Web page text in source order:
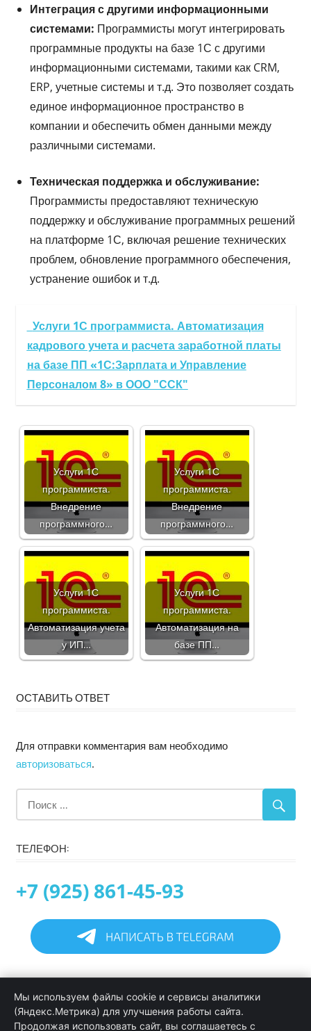
Интеграция с другими информационными
системами: Программисты могут интегрировать
программные продукты на базе 1С с другими
информационными системами, такими как CRM,
ERP, учетные системы и т.д. Это позволяет создать
единое информационное пространство в
компании и обеспечить обмен данными между
различными системами.
Техническая поддержка и обслуживание:
Программисты предоставляют техническую
поддержку и обслуживание программных решений
на платформе 1С, включая решение технических
проблем, обновление программного обеспечения,
устранение ошибок и т.д.
Услуги 1С программиста. Автоматизация
кадрового учета и расчета заработной платы
на базе ПП «1С:Зарплата и Управление
Персоналом 8» в ООО "ССК"
Услуги 1С
программиста.
Внедрение
программного…
Услуги 1С
программиста.
Внедрение
программного…
Услуги 1С
программиста.
Автоматизация учета
у ИП…
Услуги 1С
программиста.
Автоматизация на
базе ПП…
ОСТАВИТЬ ОТВЕТ
Для отправки комментария вам необходимо
авторизоваться.
ТЕЛЕФОН:
+7 (925) 861-45-93
Информация
Программирование в 1С услуги
Мы используем файлы cookie и сервисы аналитики
(Яндекс.Метрика) для улучшения работы сайта.
Продолжая использовать сайт, вы соглашаетесь с